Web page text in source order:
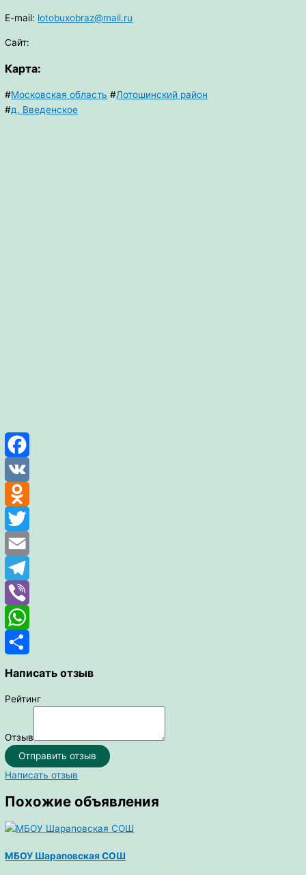
E-mail: lotobuxobraz@mail.ru
Сайт:
Карта:
#Московская область #Лотошинский район
#д. Введенское
Facebook
VK
Odnoklassniki
Twitter
Email
Telegram
Viber
WhatsApp
Отправить
Написать отзыв
Рейтинг
Отзыв
Отправить отзыв
Написать отзыв
Похожие объявления
МБОУ Шараповская СОШ